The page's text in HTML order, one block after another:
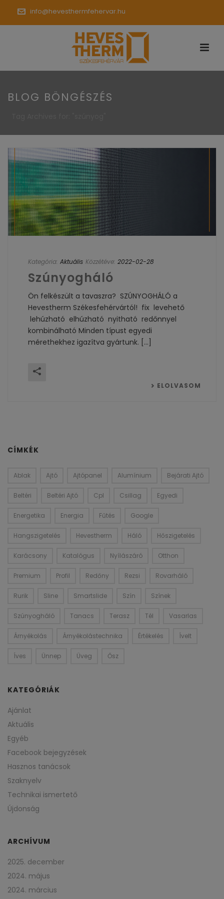
info@hevesthermfehervar.hu
BLOG BÖNGÉSZÉS
Kategória: Aktuális Közzétéve: 2022-02-28
Szúnyogháló
Ön felkészült a tavaszra? SZÚNYOGHÁLÓ a
Hevestherm Székesfehérvártól! fix levehető
lehúzható elhúzható nyitható redőnnyel
kombinálható Minden típust egyedi
mérethekhez igazítva gyártunk. [...]
ELOLVASOM
CÍMKÉK
Ablak Ajtó Ajtópanel Alumínium Bejárati Ajtó
Beltéri Beltéri Ajtó Cpl Csillag Egyedi
Energetika Energia Fűtés Google
Hangszigetelés Hevestherm Háló Hőszigetelés
Karácsony Katalógus Nyílászáró Otthon
Premium Profil Redőny Rezsi Rovarháló
Rurik Sline Smartslide Szín Színek
Szúnyogháló Tanacs Terasz Tél Vasarlas
Árnyékolás Árnyékolástechnika Értékelés Ívelt
Íves Ünnep Üveg Ősz
KATEGÓRIÁK
Ajánlat
Aktuális
Egyéb
Facebook bejegyzések
Hasznos tanácsok
Szaknyelv
Technikai ismertető
Újdonság
ARCHÍVUM
2025. december
2024. május
2024. március